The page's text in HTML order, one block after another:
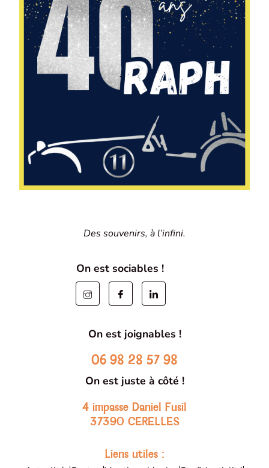
Des souvenirs, à l’infini.
On est sociables !
On est joignables !
06 98 28 57 98
On est juste à côté !
4 impasse Daniel Fusil
37390 CERELLES
Liens utiles :